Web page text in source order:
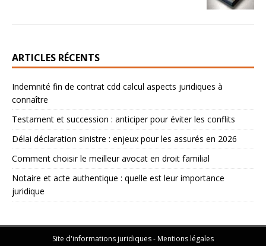
ARTICLES RÉCENTS
Indemnité fin de contrat cdd calcul aspects juridiques à
connaître
Testament et succession : anticiper pour éviter les conflits
Délai déclaration sinistre : enjeux pour les assurés en 2026
Comment choisir le meilleur avocat en droit familial
Notaire et acte authentique : quelle est leur importance
juridique
Site d'informations juridiques - Mentions légales